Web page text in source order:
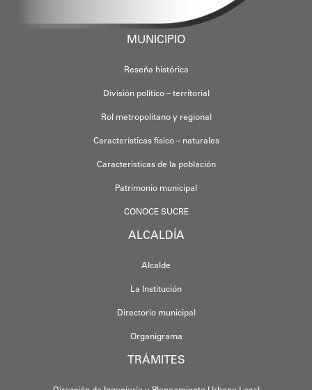
MUNICIPIO
Reseña histórica
División político – territorial
Rol metropolitano y regional
Características físico – naturales
Características de la población
Patrimonio municipal
CONOCE SUCRE
ALCALDÍA
Alcalde
La Institución
Directorio municipal
Organigrama
TRÁMITES